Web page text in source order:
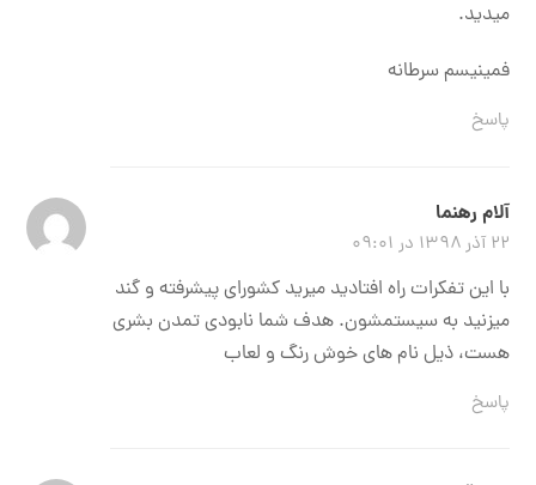
میدید.
فمینیسم سرطانه
پاسخ
آلام رهنما
۲۲ آذر ۱۳۹۸ در ۰۹:۰۱
با این تفکرات راه افتادید میرید کشورای پیشرفته و گند
میزنید به سیستمشون. هدف شما نابودی تمدن بشری
هست، ذیل نام های خوش رنگ و لعاب
پاسخ